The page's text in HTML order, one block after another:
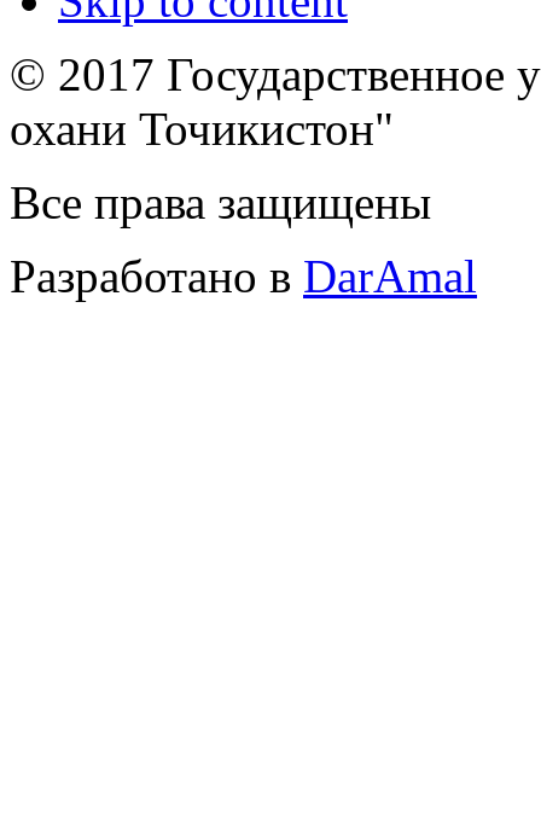
© 2017 Государственное
охани Точикистон"
Все права защищены
Разработано в DarAmal